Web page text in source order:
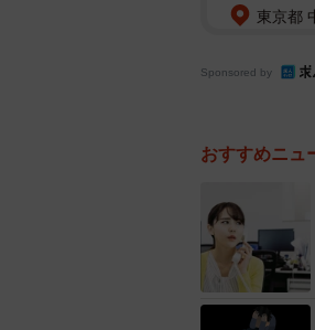
東京都
Sponsored by
おすすめニュ